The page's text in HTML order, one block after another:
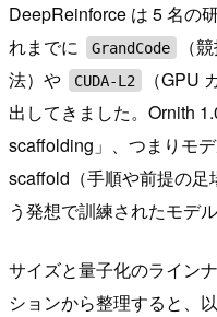
DeepReinforce は 5 名の
れまでに
GrandCode
（
法）や
CUDA-L2
（GPU
出してきました。Ornith
scaffolding」、つまりモ
scaffold（手順や前提の
う発想で訓練されたモデ
サイズと量子化のライン
ションから整理すると、